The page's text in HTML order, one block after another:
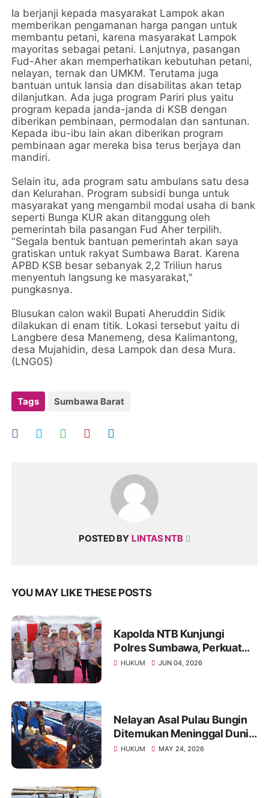
Ia berjanji kepada masyarakat Lampok akan
memberikan pengamanan harga pangan untuk
membantu petani, karena masyarakat Lampok
mayoritas sebagai petani. Lanjutnya, pasangan
Fud-Aher akan memperhatikan kebutuhan petani,
nelayan, ternak dan UMKM. Terutama juga
bantuan untuk lansia dan disabilitas akan tetap
dilanjutkan. Ada juga program Pariri plus yaitu
program kepada janda-janda di KSB dengan
diberikan pembinaan, permodalan dan santunan.
Kepada ibu-ibu lain akan diberikan program
pembinaan agar mereka bisa terus berjaya dan
mandiri.
Selain itu, ada program satu ambulans satu desa
dan Kelurahan. Program subsidi bunga untuk
masyarakat yang mengambil modal usaha di bank
seperti Bunga KUR akan ditanggung oleh
pemerintah bila pasangan Fud Aher terpilih.
"Segala bentuk bantuan pemerintah akan saya
gratiskan untuk rakyat Sumbawa Barat. Karena
APBD KSB besar sebanyak 2,2 Triliun harus
menyentuh langsung ke masyarakat,"
pungkasnya.
Blusukan calon wakil Bupati Aheruddin Sidik
dilakukan di enam titik. Lokasi tersebut yaitu di
Langbere desa Manemeng, desa Kalimantong,
desa Mujahidin, desa Lampok dan desa Mura.
(LNG05)
Tags Sumbawa Barat
POSTED BY LINTAS NTB
YOU MAY LIKE THESE POSTS
Kapolda NTB Kunjungi
Polres Sumbawa, Perkuat
Pengawasan Internal dan
HUKUM JUN 04, 2026
Nelayan Asal Pulau Bungin
Ditemukan Meninggal Dunia
di Pantai Kertasari
HUKUM MAY 24, 2026